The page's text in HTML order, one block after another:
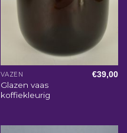
VAZEN
Glazen vaas
koffiekleurig
€39,00